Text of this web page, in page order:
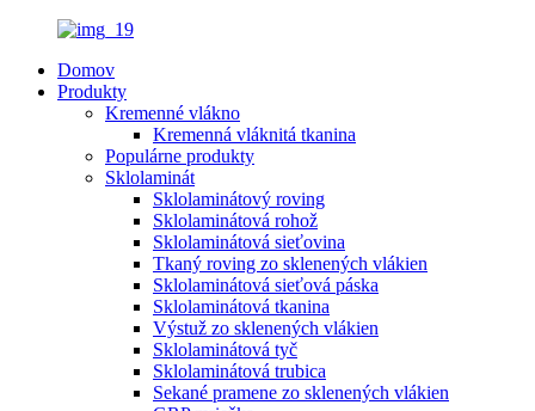
Domov
Produkty
Kremenné vlákno
Kremenná vláknitá tkanina
Populárne produkty
Sklolaminát
Sklolaminátový roving
Sklolaminátová rohož
Sklolaminátová sieťovina
Tkaný roving zo sklenených vlákien
Sklolaminátová sieťová páska
Sklolaminátová tkanina
Výstuž zo sklenených vlákien
Sklolaminátová tyč
Sklolaminátová trubica
Sekané pramene zo sklenených vlákien